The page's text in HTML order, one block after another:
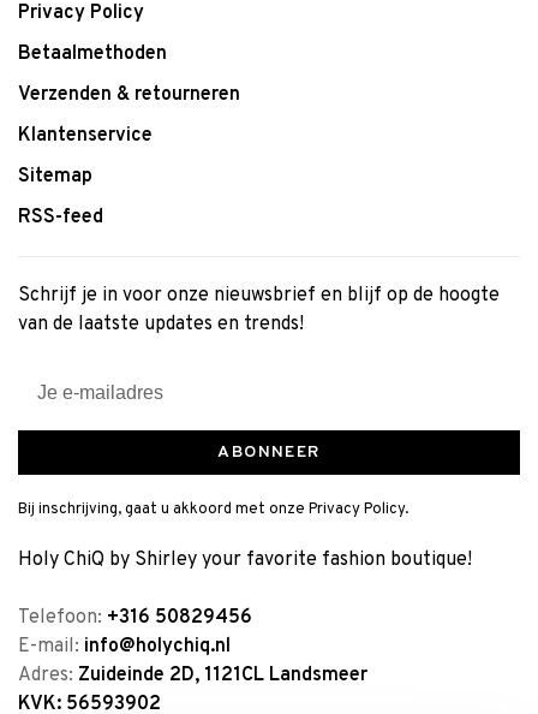
Privacy Policy
Betaalmethoden
Verzenden & retourneren
Klantenservice
Sitemap
RSS-feed
Schrijf je in voor onze nieuwsbrief en blijf op de hoogte
van de laatste updates en trends!
ABONNEER
Bij inschrijving, gaat u akkoord met onze Privacy Policy.
Holy ChiQ by Shirley your favorite fashion boutique!
Telefoon: +316 50829456
E-mail: info@holychiq.nl
Adres: Zuideinde 2D, 1121CL Landsmeer
KVK: 56593902